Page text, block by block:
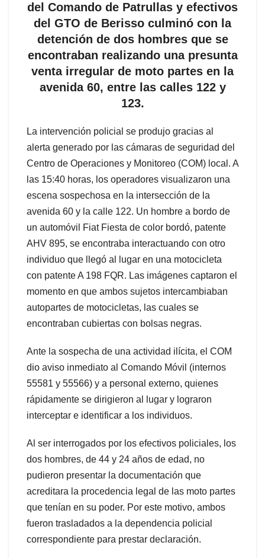
del Comando de Patrullas y efectivos
del GTO de Berisso culminó con la
detención de dos hombres que se
encontraban realizando una presunta
venta irregular de moto partes en la
avenida 60, entre las calles 122 y
123.
La intervención policial se produjo gracias al
alerta generado por las cámaras de seguridad del
Centro de Operaciones y Monitoreo (COM) local. A
las 15:40 horas, los operadores visualizaron una
escena sospechosa en la intersección de la
avenida 60 y la calle 122. Un hombre a bordo de
un automóvil Fiat Fiesta de color bordó, patente
AHV 895, se encontraba interactuando con otro
individuo que llegó al lugar en una motocicleta
con patente A 198 FQR. Las imágenes captaron el
momento en que ambos sujetos intercambiaban
autopartes de motocicletas, las cuales se
encontraban cubiertas con bolsas negras.
Ante la sospecha de una actividad ilícita, el COM
dio aviso inmediato al Comando Móvil (internos
55581 y 55566) y a personal externo, quienes
rápidamente se dirigieron al lugar y lograron
interceptar e identificar a los individuos.
Al ser interrogados por los efectivos policiales, los
dos hombres, de 44 y 24 años de edad, no
pudieron presentar la documentación que
acreditara la procedencia legal de las moto partes
que tenían en su poder. Por este motivo, ambos
fueron trasladados a la dependencia policial
correspondiente para prestar declaración.